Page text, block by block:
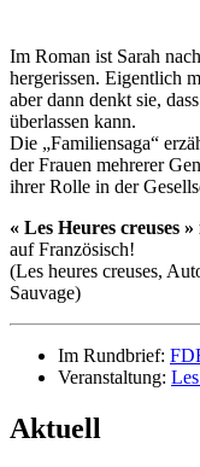
Im Roman ist Sarah
hergerissen. Eigentlich
aber dann denkt sie,
überlassen kann.
Die „Familiensaga“
der Frauen mehrerer
ihrer Rolle in der
« Les Heures creuses »
auf Französisch!
(Les heures creuses,
Sauvage)
Im Rundbrief:
Veranstaltung:
Aktuell